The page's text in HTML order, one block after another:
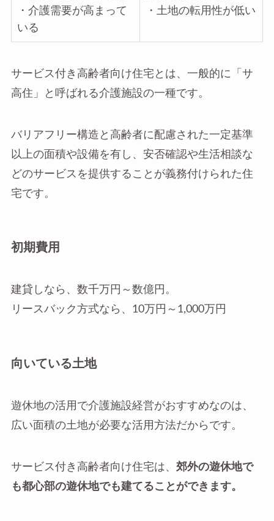
・介護需要が高まって
いる
・土地の転用性が低い
サービス付き高齢者向け住宅とは、一般的に「サ
高住」と呼ばれる介護施設の一種です。
バリアフリー構造と高齢者に配慮された一定基準
以上の面積や設備を有し、安否確認や生活相談な
どのサービスを提供することが義務付けられた住
宅です。
初期費用
建貸しなら、数千万円～数億円。
リースバック方式なら、10万円～1,000万円
向いている土地
遊休地の活用で介護施設経営がおすすめなのは、
広い面積の土地が必要な活用方法だからです。
サービス付き高齢者向け住宅は、 郊外の遊休地で
も都心部の遊休地でも建てることができます。